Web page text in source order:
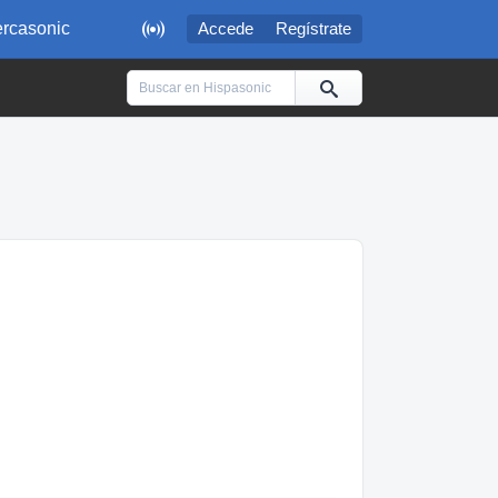
 Accede Regístrate